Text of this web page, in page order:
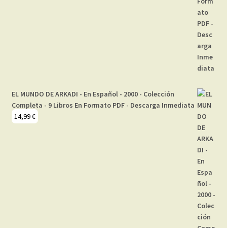
EL MUNDO DE ARKADI - En Español - 2000 - Colección
Completa - 9 Libros En Formato PDF - Descarga Inmediata
14,99€